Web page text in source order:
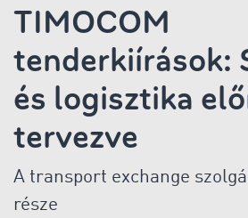
TIMOCOM
tenderkiírások:
és logisztika
tervezve
A transport exchange
része